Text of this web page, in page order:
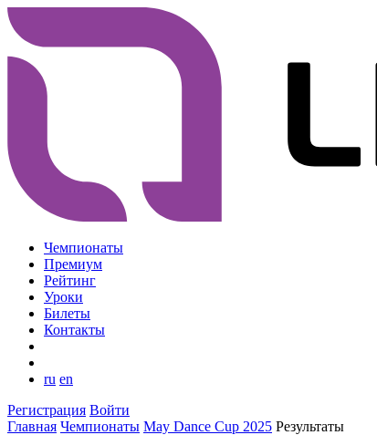
Чемпионаты
Премиум
Рейтинг
Уроки
Билеты
Контакты
ru en
Регистрация Войти
Главная Чемпионаты May Dance Cup 2025 Результаты